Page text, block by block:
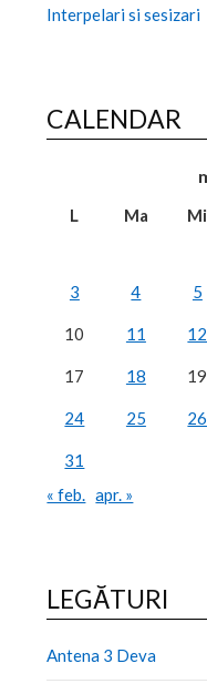
Interpelari si sesizari
CALENDAR
L Ma Mi
3 4 5
10 11 12
17 18 19
24 25 26
31
« feb. apr. »
LEGĂTURI
Antena 3 Deva